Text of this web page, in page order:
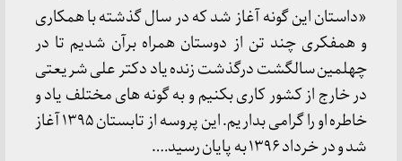
«داستان این گونه آغاز شد که در سال گذشته با همکاری
و همفکری چند تن از دوستان همراه برآن شدیم تا در
چهلمین سالگشت درگذشت زنده یاد دکتر علی شریعتی
در خارج از کشور کاری بکنیم و به گونه های مختلف یاد و
خاطره او را گرامی بداریم. این پروسه از تابستان ۱۳۹۵ آغاز
شد و در خرداد ۱۳۹۶ به پایان رسید….